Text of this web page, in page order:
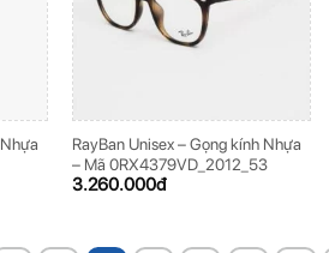
RayBan Unisex – Gọng kính Nhựa
– Mã 0RX4379VD_2012_53
3.260.000đ